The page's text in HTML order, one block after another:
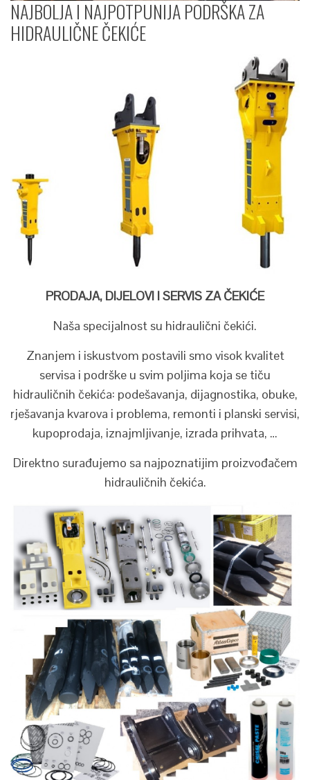
NAJBOLJA I NAJPOTPUNIJA PODRŠKA ZA
HIDRAULIČNE ČEKIĆE
PRODAJA, DIJELOVI I SERVIS ZA ČEKIĆE
Naša specijalnost su hidraulični čekići.
Znanjem i iskustvom postavili smo visok kvalitet
servisa i podrške u svim poljima koja se tiču
hidrauličnih čekića: podešavanja, dijagnostika, obuke,
rješavanja kvarova i problema, remonti i planski servisi,
kupoprodaja, iznajmljivanje, izrada prihvata, …
Direktno surađujemo sa najpoznatijim proizvođačem
hidrauličnih čekića.